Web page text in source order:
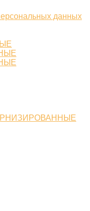
данных